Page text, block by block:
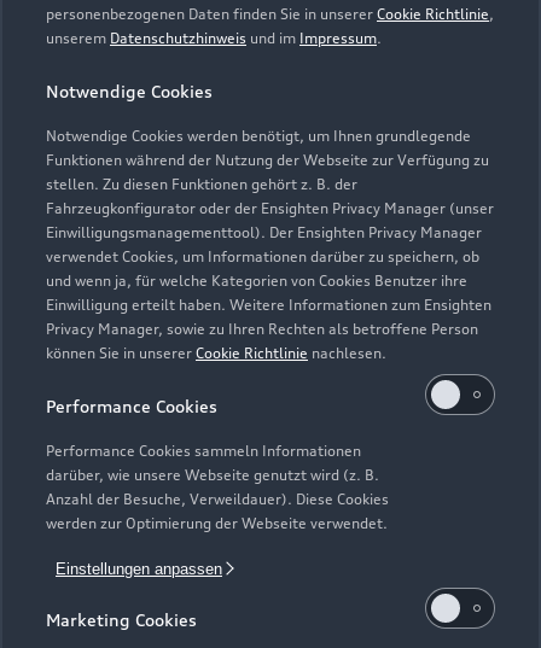
personenbezogenen Daten finden Sie in unserer Cookie Richtlinie,
unserem Datenschutzhinweis und im Impressum.
Notwendige Cookies
Notwendige Cookies werden benötigt, um Ihnen grundlegende
Funktionen während der Nutzung der Webseite zur Verfügung zu
stellen. Zu diesen Funktionen gehört z. B. der
Fahrzeugkonfigurator oder der Ensighten Privacy Manager (unser
Einwilligungsmanagementtool). Der Ensighten Privacy Manager
verwendet Cookies, um Informationen darüber zu speichern, ob
und wenn ja, für welche Kategorien von Cookies Benutzer ihre
Einwilligung erteilt haben. Weitere Informationen zum Ensighten
Privacy Manager, sowie zu Ihren Rechten als betroffene Person
können Sie in unserer Cookie Richtlinie nachlesen.
Performance Cookies
Performance Cookies sammeln Informationen
darüber, wie unsere Webseite genutzt wird (z. B.
Anzahl der Besuche, Verweildauer). Diese Cookies
werden zur Optimierung der Webseite verwendet.
Einstellungen anpassen
Marketing Cookies
Samstag
08:00 - 12:00
Zurück nach oben
Modelle
Elektromodelle
Plug-in-Hybride
Neuwagensuche
Gebrauchtwagensuche
Service & Zubehör
Saisonale Angebote
Audi Services
Garantie
Support
Über Audi